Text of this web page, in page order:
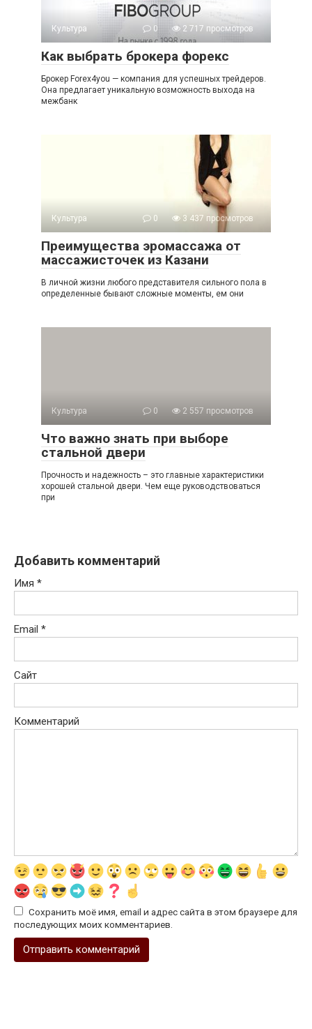
Культура 0 2 717 просмотров
Как выбрать брокера форекс
Брокер Forex4you — компания для успешных трейдеров.
Она предлагает уникальную возможность выхода на
межбанк
Культура 0 3 437 просмотров
Преимущества эромассажа от
массажисточек из Казани
В личной жизни любого представителя сильного пола в
определенные бывают сложные моменты, ем они
Культура 0 2 557 просмотров
Что важно знать при выборе
стальной двери
Прочность и надежность – это главные характеристики
хорошей стальной двери. Чем еще руководствоваться
при
Добавить комментарий
Имя *
Email *
Сайт
Комментарий
Сохранить моё имя, email и адрес сайта в этом браузере для
последующих моих комментариев.